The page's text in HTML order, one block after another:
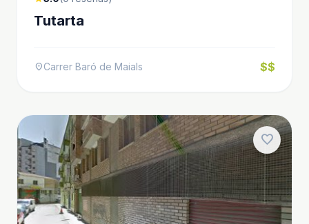
Tutarta
location_onCarrer Baró de Maials $$
favorite